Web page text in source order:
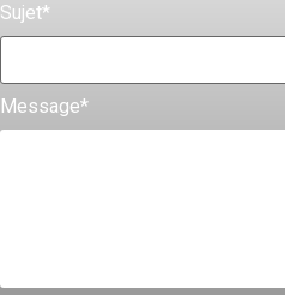
Sujet*
Message*